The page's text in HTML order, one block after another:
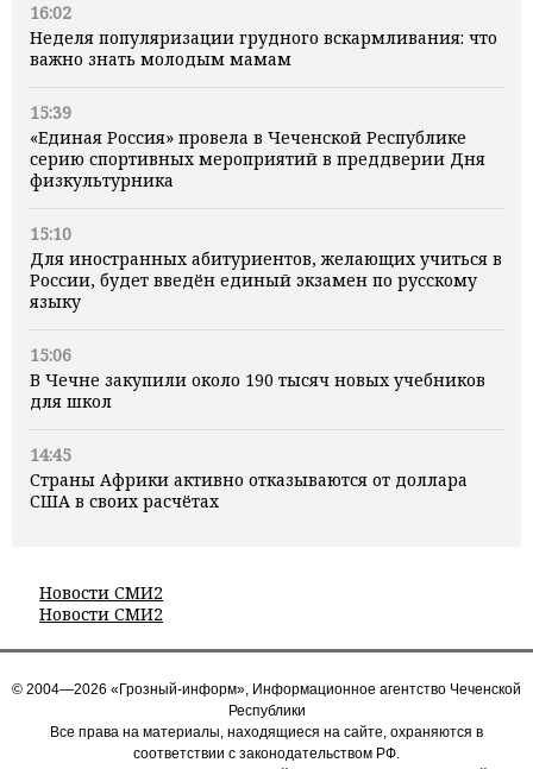
16:02
Неделя популяризации грудного вскармливания: что
важно знать молодым мамам
15:39
«Единая Россия» провела в Чеченской Республике
серию спортивных мероприятий в преддверии Дня
физкультурника
15:10
Для иностранных абитуриентов, желающих учиться в
России, будет введён единый экзамен по русскому
языку
15:06
В Чечне закупили около 190 тысяч новых учебников
для школ
14:45
Страны Африки активно отказываются от доллара
США в своих расчётах
Новости СМИ2
Новости СМИ2
© 2004—2026 «Грозный-информ», Информационное агентство Чеченской
Республики
Все права на материалы, находящиеся на сайте, охраняются в
соответствии с законодательством РФ.